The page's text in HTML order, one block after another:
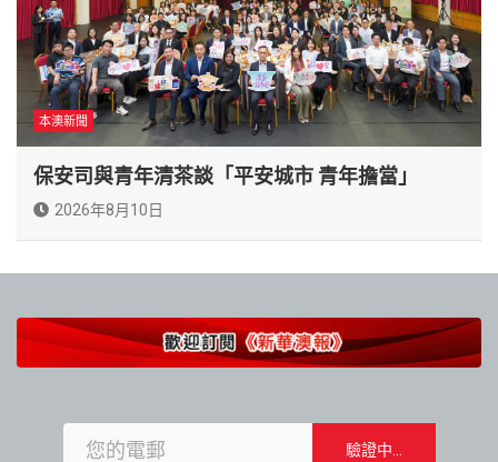
本澳新聞
保安司與青年清茶談「平安城市 青年擔當」
2026年8月10日